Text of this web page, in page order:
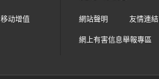
移动增值 網站聲明 友情連結
網上有害信息舉報專區